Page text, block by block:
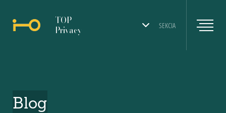
SEKCIA
TOP
Privacy
Blog